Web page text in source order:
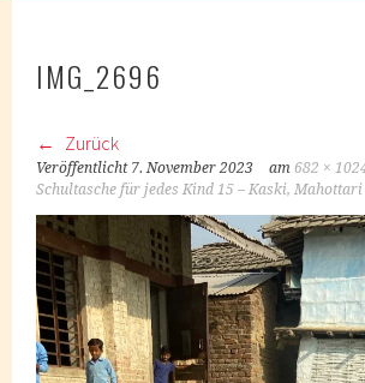
IMG_2696
Zurück
Veröffentlicht 7. November 2023 am 682 ×
Schultasche für jedes Kind 15 – Kaski,